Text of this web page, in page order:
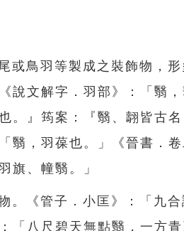
或鳥羽等製成之裝飾物，
說文解字．羽部》：「翳
也。』筠案：『翳、翿皆古
翳，羽葆也。」《晉書．
旗、幢翳。」
。《管子．小匡》：「九
「八尺碧天無點翳，一方青